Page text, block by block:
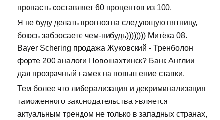
пропасть составляет 60 процентов из 100.
Я не буду делать прогноз на следующую пятницу,
боюсь забросаете чем-нибудь)))))))) Митёка 08.
Bayer Schering продажа Жуковский - Тренболон
форте 200 аналоги Новошахтинск? Банк Англии
дал прозрачный намек на повышение ставки.
Тем более что либерализация и декриминализация
таможенного законодательства является
актуальным трендом не только в западных странах,